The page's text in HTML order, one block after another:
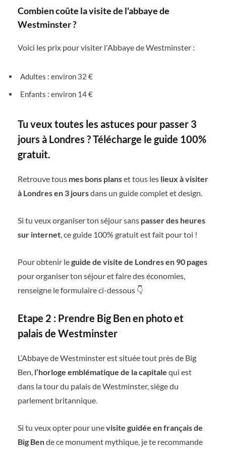
Combien coûte la visite de l'abbaye de
Westminster ?
Voici les prix pour visiter l'Abbaye de Westminster :
Adultes : environ 32 €
Enfants : environ 14 €
Tu veux toutes les astuces pour passer 3
jours à Londres ? Télécharge le guide 100%
gratuit.
Retrouve tous mes bons planset tous les lieux à visiter
à Londres en 3 joursdans un guide complet et design.
Si tu veux organiser ton séjour sans passer des heures
sur internet , ce guide 100% gratuit est fait pour toi !
Pour obtenir leguide de visite de Londres en 90 pages
pour organiser ton séjour et faire des économies,
renseigne le formulaire ci-dessous 👇
Etape 2 : Prendre Big Ben en photo et
palais de Westminster
L’Abbaye de Westminster est située tout près de Big
Ben, l’horloge emblématique de la capitale qui est
dans la tour du palais de Westminster, siège du
parlement britannique.
Si tu veux opter pour unevisite guidée en français de
Big Bende ce monument mythique, je te recommande